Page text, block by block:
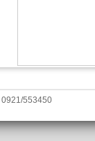
0921/553450